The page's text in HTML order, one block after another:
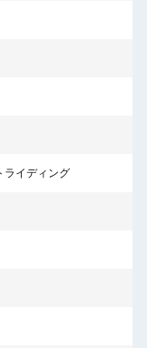
ライディング